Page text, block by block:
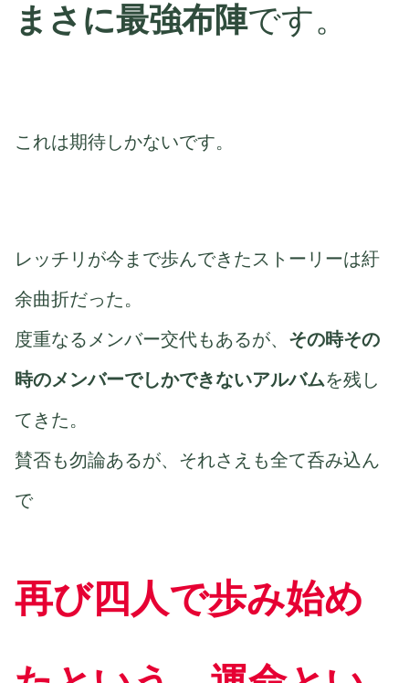
まさに最強布陣です。
これは期待しかないです。
レッチリが今まで歩んできたストーリーは紆
余曲折だった。
度重なるメンバー交代もあるが、 その時その
時のメンバーでしかできないアルバムを残し
てきた。
賛否も勿論あるが、それさえも全て呑み込ん
で
再び四人で歩み始め